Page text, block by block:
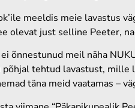
meeldis meie lavastus
olevat just selline Peeter,
ei õnnestunud meil näha
põhjal tehtud lavastust, mille
täna meid vaatamas –